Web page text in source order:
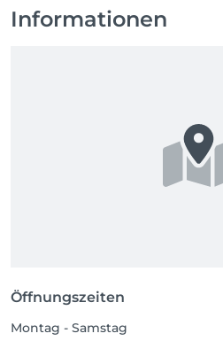
Informationen
Öffnungszeiten
Montag - Samstag